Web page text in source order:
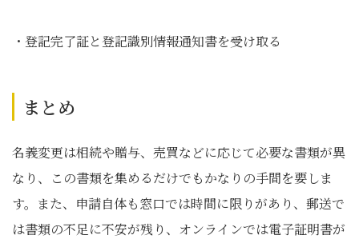
・登記完了証と登記識別情報通知書を受け取る
まとめ
名義変更は相続や贈与、売買などに応じて必要な書類が異
なり、この書類を集めるだけでもかなりの手間を要しま
す。また、申請自体も窓口では時間に限りがあり、郵送で
は書類の不足に不安が残り、オンラインでは電子証明書が